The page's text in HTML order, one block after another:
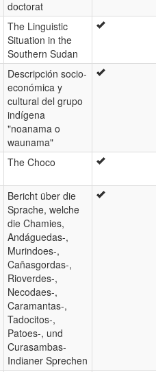
doctorat
The Linguistic
Situation in the
Southern Sudan
Descripción socio-
económica y
cultural del grupo
indígena
"noanama o
waunama"
The Choco
Bericht über die
Sprache, welche
die Chamies,
Andáguedas-,
Murindoes-,
Cañasgordas-,
Rioverdes-,
Necodaes-,
Caramantas-,
Tadocitos-,
Patoes-, und
Curasambas-
Indianer Sprechen